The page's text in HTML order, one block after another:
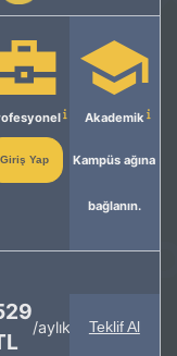
Giriş Yap
Akademik
Kampüs ağına
bağlanın.
/aylık Teklif Al